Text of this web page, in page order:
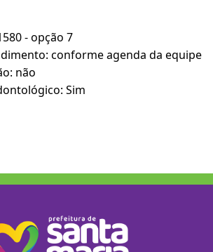
- opção 7
conforme agenda da equipe
não
Sim